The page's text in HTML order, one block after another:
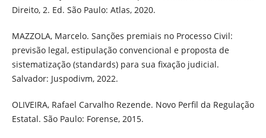
Direito, 2. Ed. São Paulo: Atlas, 2020.
MAZZOLA, Marcelo. Sanções premiais no Processo Civil:
previsão legal, estipulação convencional e proposta de
sistematização (standards) para sua fixação judicial.
Salvador: Juspodivm, 2022.
OLIVEIRA, Rafael Carvalho Rezende. Novo Perfil da Regulação
Estatal. São Paulo: Forense, 2015.